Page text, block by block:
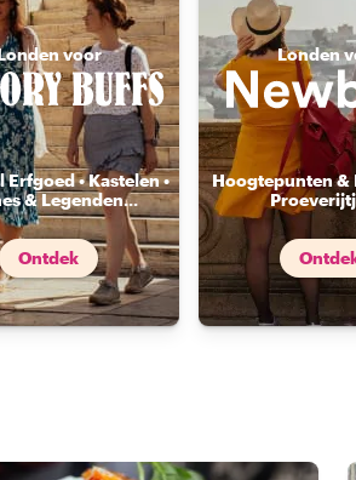
voor
• Kastelen •
& Legenden...
Ontdek
Londen
Hoogtepunten &